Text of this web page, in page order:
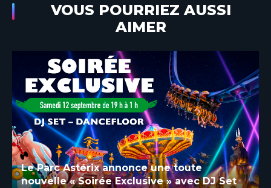
VOUS POURRIEZ AUSSI
AIMER
Le Parc Astérix annonce une toute
nouvelle « Soirée Exclusive » avec DJ Set